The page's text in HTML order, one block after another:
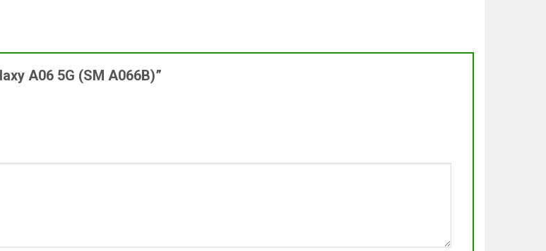
A06 5G (SM A066B)”